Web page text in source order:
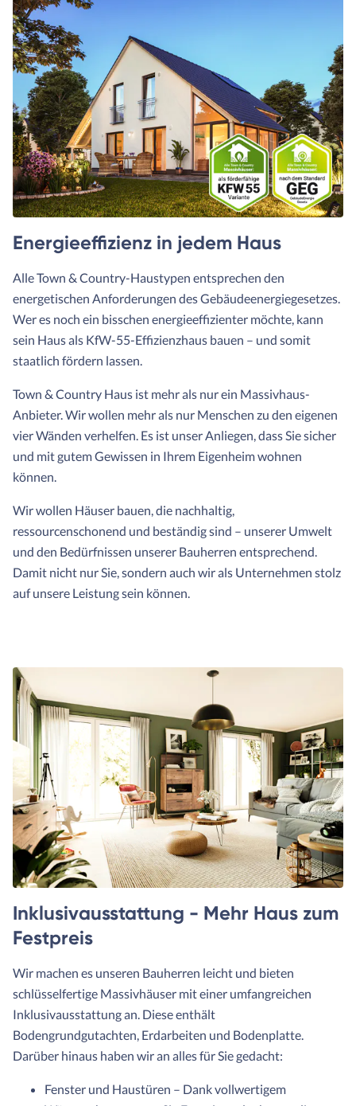
Energieeffizienz in jedem Haus
Alle Town & Country-Haustypen entsprechen den
energetischen Anforderungen des Gebäudeenergiegesetzes.
Wer es noch ein bisschen energieeffizienter möchte, kann
sein Haus als KfW-55-Effizienzhaus bauen – und somit
staatlich fördern lassen.
Town & Country Haus ist mehr als nur ein Massivhaus-
Anbieter. Wir wollen mehr als nur Menschen zu den eigenen
vier Wänden verhelfen. Es ist unser Anliegen, dass Sie sicher
und mit gutem Gewissen in Ihrem Eigenheim wohnen
können.
Wir wollen Häuser bauen, die nachhaltig,
ressourcenschonend und beständig sind – unserer Umwelt
und den Bedürfnissen unserer Bauherren entsprechend.
Damit nicht nur Sie, sondern auch wir als Unternehmen stolz
auf unsere Leistung sein können.
Inklusivausstattung - Mehr Haus zum
Festpreis
Wir machen es unseren Bauherren leicht und bieten
schlüsselfertige Massivhäuser mit einer umfangreichen
Inklusivausstattung an. Diese enthält
Bodengrundgutachten, Erdarbeiten und Bodenplatte.
Darüber hinaus haben wir an alles für Sie gedacht:
Fenster und Haustüren – Dank vollwertigem